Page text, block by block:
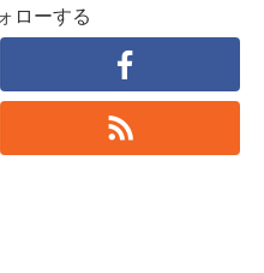
ローする